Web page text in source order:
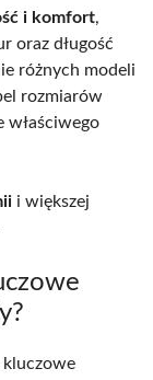
i komfort,
oraz długość
różnych modeli
rozmiarów
właściwego
i większej